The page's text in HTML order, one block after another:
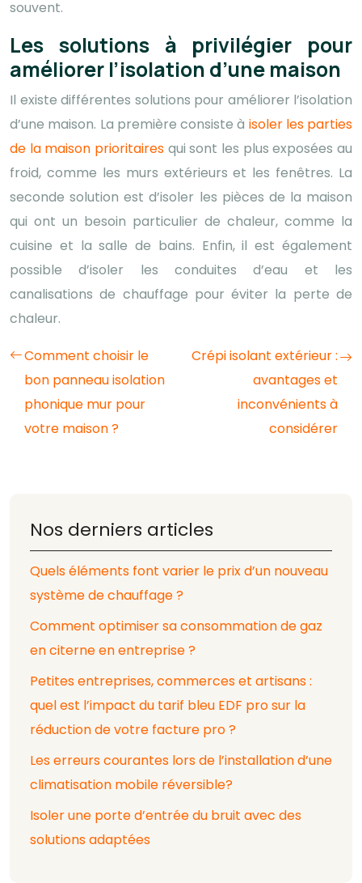
souvent.
Les solutions à privilégier pour
améliorer l’isolation d’une maison
Il existe différentes solutions pour améliorer l’isolation
d’une maison. La première consiste à isoler les parties
de la maison prioritaires qui sont les plus exposées au
froid, comme les murs extérieurs et les fenêtres. La
seconde solution est d’isoler les pièces de la maison
qui ont un besoin particulier de chaleur, comme la
cuisine et la salle de bains. Enfin, il est également
possible d’isoler les conduites d’eau et les
canalisations de chauffage pour éviter la perte de
chaleur.
Comment choisir le
bon panneau isolation
phonique mur pour
votre maison ?
Crépi isolant extérieur :
avantages et
inconvénients à
considérer
Nos derniers articles
Quels éléments font varier le prix d’un nouveau
système de chauffage ?
Comment optimiser sa consommation de gaz
en citerne en entreprise ?
Petites entreprises, commerces et artisans :
quel est l’impact du tarif bleu EDF pro sur la
réduction de votre facture pro ?
Les erreurs courantes lors de l’installation d’une
climatisation mobile réversible?
Isoler une porte d’entrée du bruit avec des
solutions adaptées